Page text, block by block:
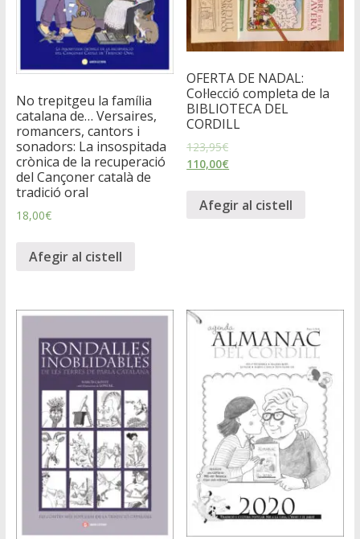
No trepitgeu la família
catalana de… Versaires,
romancers, cantors i
sonadors: La insospitada
crònica de la recuperació
del Cançoner català de
tradició oral
18,00€
Afegir al cistell
OFERTA DE NADAL:
Col·lecció completa de la
BIBLIOTECA DEL
CORDILL
123,95€
110,00€
Afegir al cistell